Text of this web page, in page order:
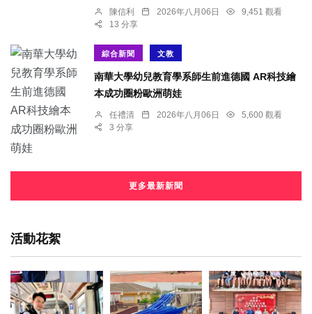
陳信利 2026年八月06日
9,451 觀看
13 分享
綜合新聞 文教
南華大學幼兒教育學系師生前進德國 AR科技繪
本成功圈粉歐洲萌娃
任禮清 2026年八月06日
5,600 觀看
3 分享
更多最新新聞
活動花絮